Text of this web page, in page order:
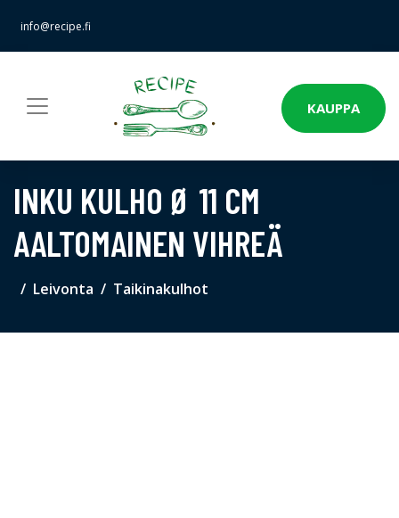
info@recipe.fi
KAUPPA
INKU KULHO Ø 11 CM
AALTOMAINEN VIHREÄ
Leivonta Taikinakulhot